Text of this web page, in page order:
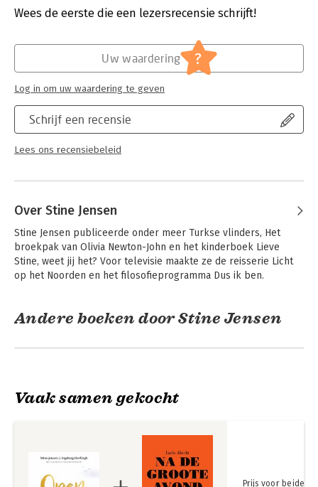
Wees de eerste die een lezersrecensie schrijft!
Schrijf een recensie
Lees ons recensiebeleid
Uw waardering ?
Log in om uw waardering te geven
Over Stine Jensen
Stine Jensen publiceerde onder meer Turkse vlinders, Het
broekpak van Olivia Newton-John en het kinderboek Lieve
Stine, weet jij het? Voor televisie maakte ze de reisserie Licht
op het Noorden en het filosofieprogramma Dus ik ben.
Andere boeken door Stine Jensen
Vaak samen gekocht
Prijs voor beide